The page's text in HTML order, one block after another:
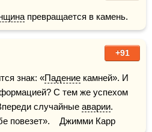
превращается в камень.
+91
знак: «Падение камней». И
С тем же успехом
случайные аварии
повезет».    Джимми Карр